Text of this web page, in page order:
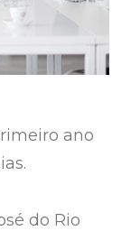
ano
do Rio